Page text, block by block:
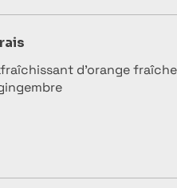
d'orange